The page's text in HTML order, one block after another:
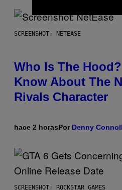
SCREENSHOT: NETEASE
Who Is The
Know About The
Rivals Character
hace 2 horasPor Denny
SCREENSHOT: ROCKSTAR GAMES